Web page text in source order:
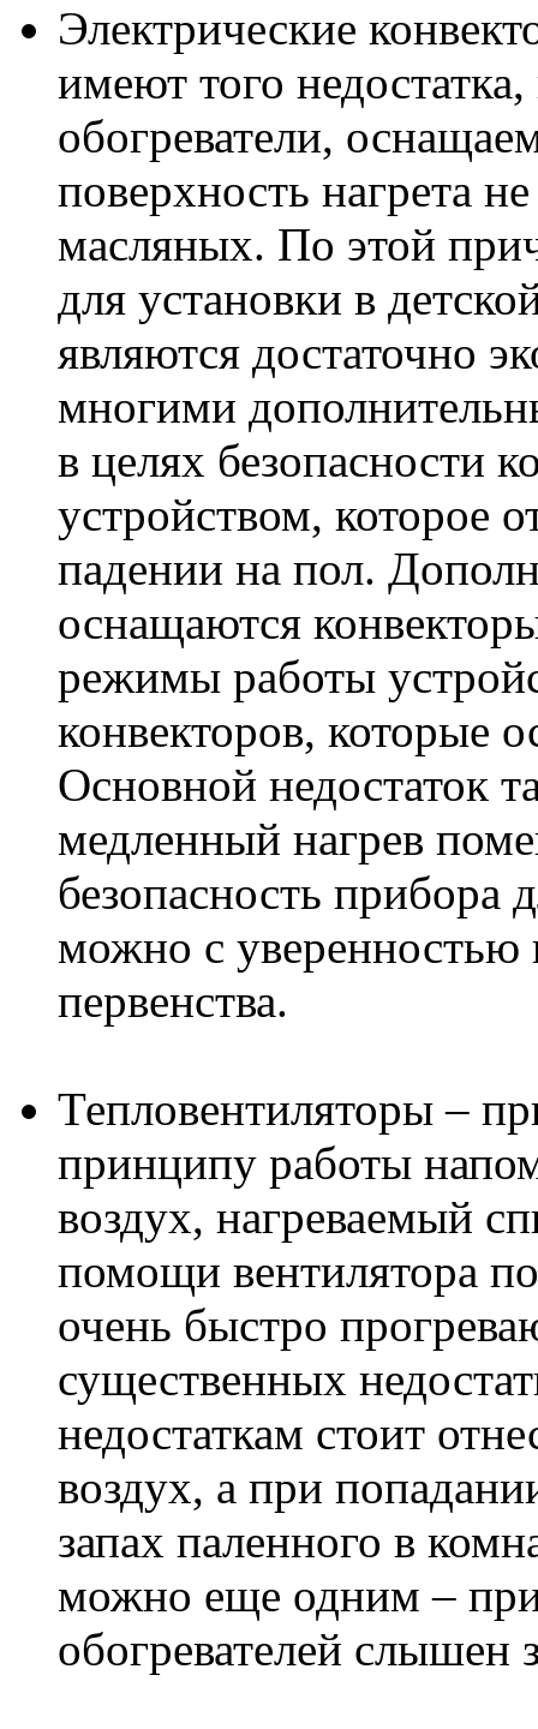
Электрические
имеют того
обогреватели,
поверхность нагрета
масляных. По этой
для установки в
являются достаточно
многими
в целях безопасности
устройством, которое
падении на пол.
оснащаются
режимы работы
конвекторов, которые
Основной недостаток
медленный нагрев
безопасность
можно с уверенностью
первенства.
Тепловентиляторы –
принципу работы
воздух, нагреваемый
помощи вентилятора
очень быстро
существенных
недостаткам стоит
воздух, а при
запах паленного в
можно еще одним – при
обогревателей